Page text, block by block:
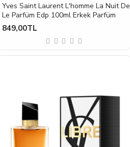
Yves Saint Laurent L'homme La Nuit De
Le Parfüm Edp 100ml Erkek Parfüm
849,00TL